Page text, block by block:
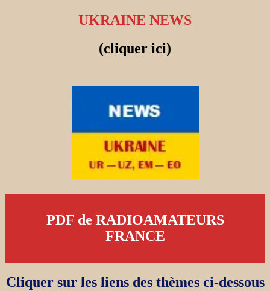
UKRAINE NEWS
(cliquer ici)
PDF de RADIOAMATEURS
FRANCE
Cliquer sur les liens des thèmes ci-dessous